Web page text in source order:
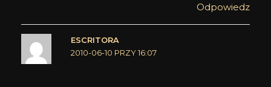
Odpowiedz
ESCRITORA
2010-06-10 PRZY 16:07